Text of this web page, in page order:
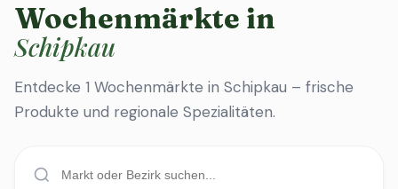
Wochenmärkte in
Schipkau
Entdecke 1 Wochenmärkte in Schipkau – frische
Produkte und regionale Spezialitäten.